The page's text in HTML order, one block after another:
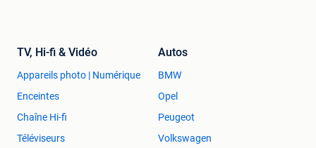
TV, Hi-fi & Vidéo
Appareils photo | Numérique
Enceintes
Chaîne Hi-fi
Téléviseurs
Autos
BMW
Opel
Peugeot
Volkswagen